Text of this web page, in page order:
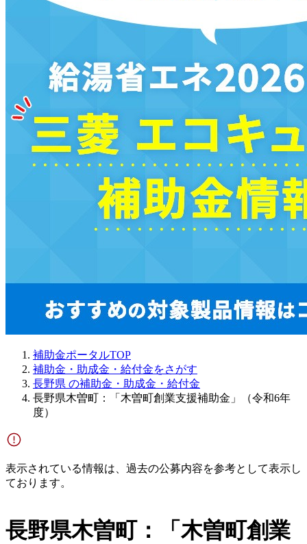
補助金ポータルTOP
補助金・助成金・給付金をさがす
長野県 の補助金・助成金・給付金
長野県木曽町：「木曽町創業支援補助金」（令和6年
度）
表示されている情報は、過去の公募内容を参考として表示し
ております。
長野県木曽町：「木曽町創業